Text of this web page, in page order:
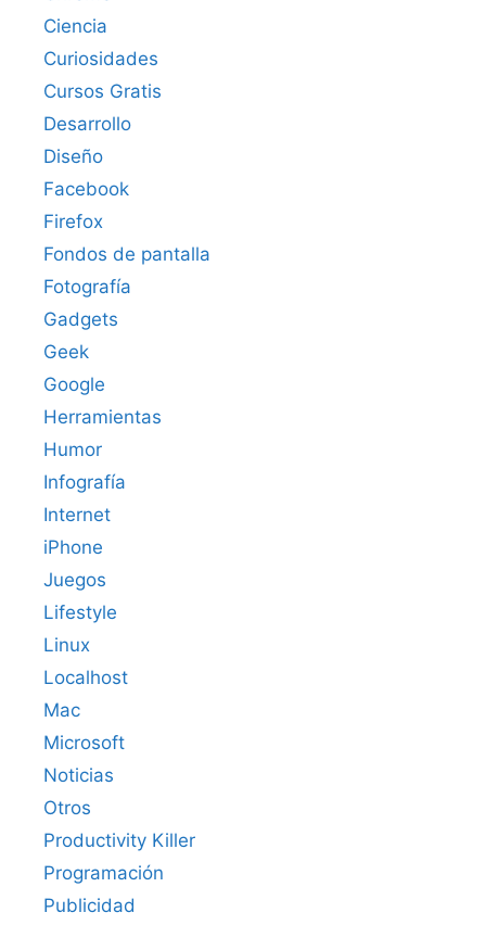
Ciencia
Curiosidades
Cursos Gratis
Desarrollo
Diseño
Facebook
Firefox
Fondos de pantalla
Fotografía
Gadgets
Geek
Google
Herramientas
Humor
Infografía
Internet
iPhone
Juegos
Lifestyle
Linux
Localhost
Mac
Microsoft
Noticias
Otros
Productivity Killer
Programación
Publicidad